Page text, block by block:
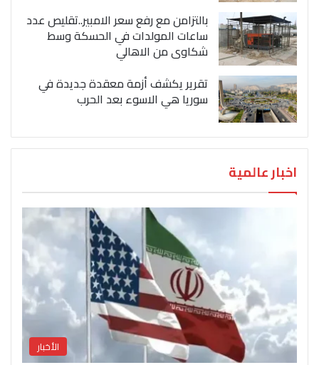
بالتزامن مع رفع سعر الامبير..تقليص عدد
ساعات المولدات في الحسكة وسط
شكاوى من الاهالي
تقرير يكشف أزمة معقدة جديدة في
سوريا هي الاسوء بعد الحرب
اخبار عالمية
الأخبار